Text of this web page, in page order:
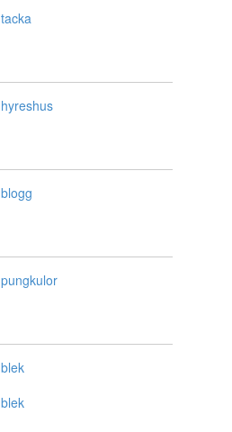
tacka
hyreshus
blogg
pungkulor
blek
blek